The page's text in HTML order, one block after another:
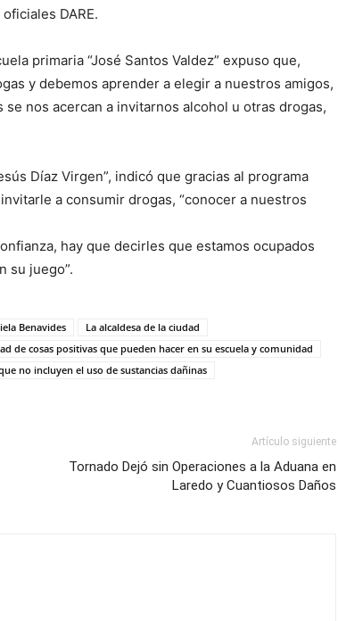
DARE.
primaria “José Santos Valdez” expuso que,
y debemos aprender a elegir a nuestros amigos,
nos acercan a invitarnos alcohol u otras drogas,
Díaz Virgen”, indicó que gracias al programa
a consumir drogas, “conocer a nuestros
hay que decirles que estamos ocupados
su juego”.
Benavides
La alcaldesa de la ciudad
de cosas positivas que pueden hacer en su escuela y comunidad
no incluyen el uso de sustancias dañinas
Artículo siguiente
Tornado Dejó sin Operaciones a la Aduana en
Laredo y Cuantiosos Daños